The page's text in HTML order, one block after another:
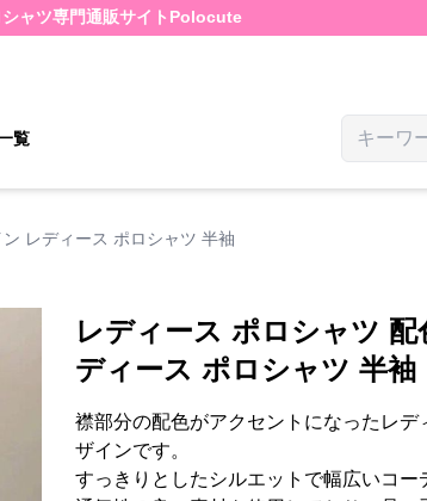
ャツ専門通販サイト Polocute
覧
レディース ポロシャツ 半袖
レディース ポロシャツ
ディース ポロシャツ 半袖
襟部分の配色がアクセントになったレ
ザインです。
すっきりとしたシルエットで幅広いコー